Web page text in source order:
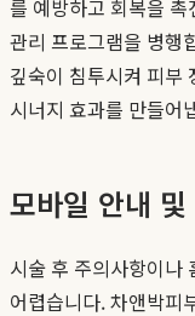
를 예방하고 회복을
관리 프로그램을 병행
깊숙이 침투시켜 피부
시너지 효과를 만들어
모바일 안내
시술 후 주의사항이나
어렵습니다. 차앤박피